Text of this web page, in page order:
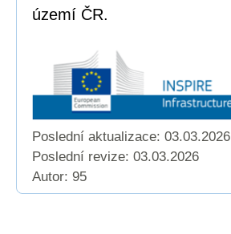
území ČR.
Poslední aktualizace: 03.03.2026
Poslední revize: 03.03.2026
Autor: 95